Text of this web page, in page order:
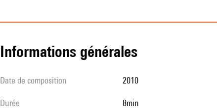
informations générales
date de composition 2010
durée 8min